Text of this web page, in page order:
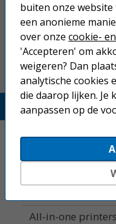
Gratis verzending
Betaal binnen 14
Home
Inkjetprinters
Laserprinters
All-in-one printers
buiten onze website
een anonieme
over onze cookie-
'Accepteren' om
weigeren? Dan
analytische cookies
die daarop lijken.
aanpassen op de